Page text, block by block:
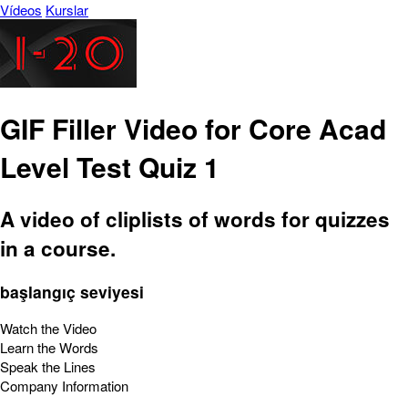
Vídeos Kurslar
GIF Filler Video for Core Acad
Level Test Quiz 1
A video of cliplists of words for quizzes
in a course.
başlangıç seviyesi
Watch the Video
Learn the Words
Speak the Lines
Company Information